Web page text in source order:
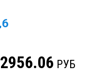
2956.06 РУБ